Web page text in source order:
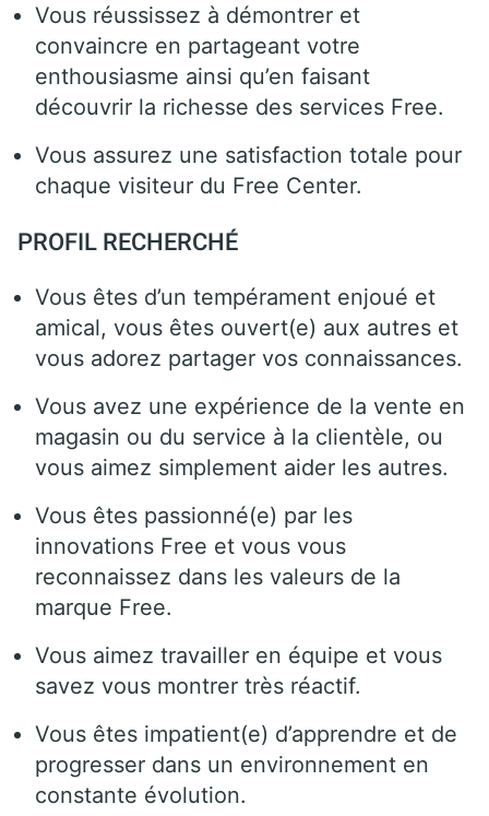
Vous réussissez à démontrer et
convaincre en partageant votre
enthousiasme ainsi qu’en faisant
découvrir la richesse des services Free.
Vous assurez une satisfaction totale pour
chaque visiteur du Free Center.
PROFIL RECHERCHÉ
Vous êtes d’un tempérament enjoué et
amical, vous êtes ouvert(e) aux autres et
vous adorez partager vos connaissances.
Vous avez une expérience de la vente en
magasin ou du service à la clientèle, ou
vous aimez simplement aider les autres.
Vous êtes passionné(e) par les
innovations Free et vous vous
reconnaissez dans les valeurs de la
marque Free.
Vous aimez travailler en équipe et vous
savez vous montrer très réactif.
Vous êtes impatient(e) d’apprendre et de
progresser dans un environnement en
constante évolution.